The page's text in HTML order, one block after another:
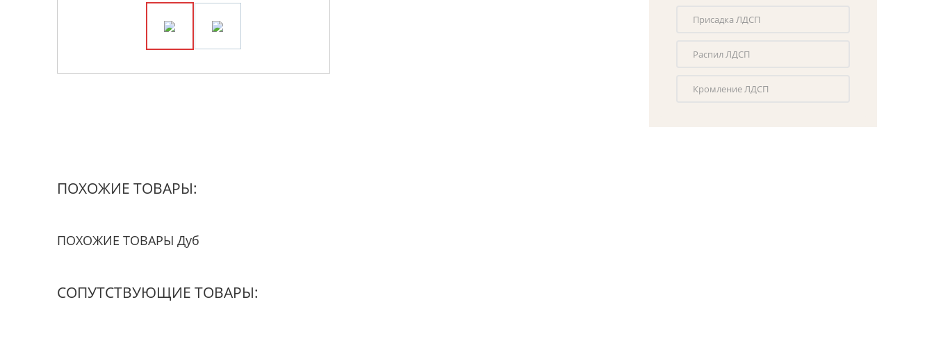
Присадка ЛДСП
Распил ЛДСП
Кромление ЛДСП
ПОХОЖИЕ ТОВАРЫ:
ПОХОЖИЕ ТОВАРЫ Дуб
СОПУТСТВУЮЩИЕ ТОВАРЫ: